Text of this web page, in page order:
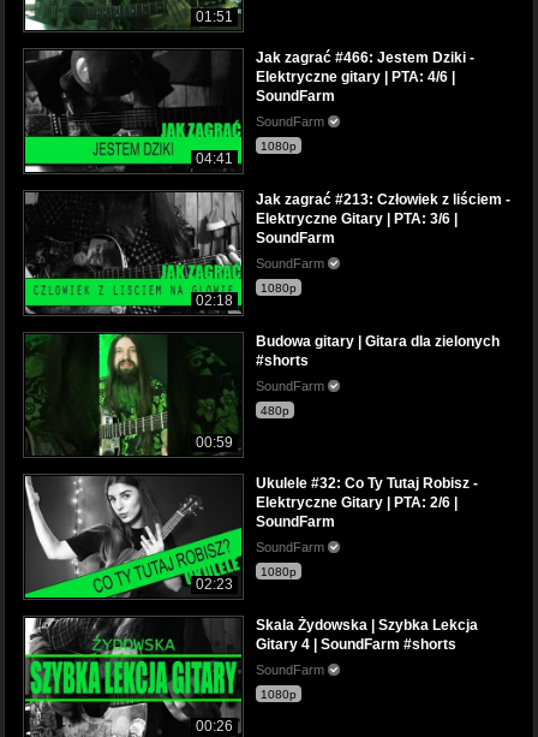
01:51
04:41
Jak zagrać #466: Jestem Dziki -
Elektryczne gitary | PTA: 4/6 |
SoundFarm
SoundFarm
1080p
02:18
Jak zagrać #213: Człowiek z liściem -
Elektryczne Gitary | PTA: 3/6 |
SoundFarm
SoundFarm
1080p
00:59
Budowa gitary | Gitara dla zielonych
#shorts
SoundFarm
480p
02:23
Ukulele #32: Co Ty Tutaj Robisz -
Elektryczne Gitary | PTA: 2/6 |
SoundFarm
SoundFarm
1080p
00:26
Skala Żydowska | Szybka Lekcja
Gitary 4 | SoundFarm #shorts
SoundFarm
1080p